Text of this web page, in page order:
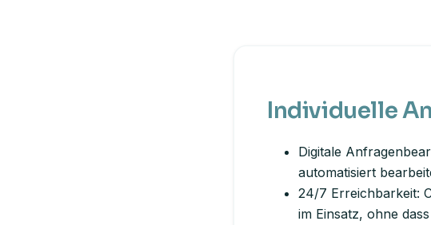
Individuelle
Digitale
automatisiert
24/7 Erreichbarkeit:
im Einsatz, ohne